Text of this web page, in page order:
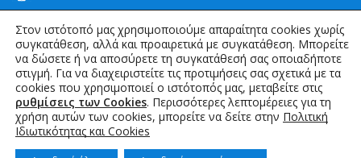
kmemail@otenet.gr
info@kmirrigation.com
kmirrigation ΚΜ ΑΡΔΕΥΤΙΚΑ
Στον ιστότοπό μας χρησιμοποιούμε απαραίτητα cookies χωρίς
συγκατάθεση, αλλά και προαιρετικά με συγκατάθεση. Μπορείτε
να δώσετε ή να αποσύρετε τη συγκατάθεσή σας οποιαδήποτε
στιγμή. Για να διαχειριστείτε τις προτιμήσεις σας σχετικά με τα
cookies που χρησιμοποιεί ο ιστότοπός μας, μεταβείτε στις
ρυθμίσεις των Cookies. Περισσότερες λεπτομέρειες για τη
χρήση αυτών των cookies, μπορείτε να δείτε στην Πολιτική
Ιδιωτικότητας και Cookies